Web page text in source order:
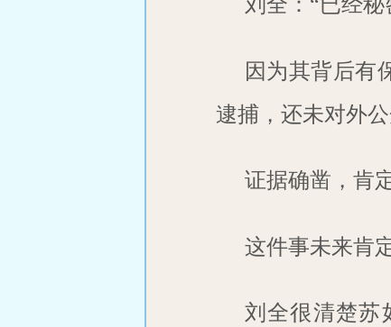
因为其背后有
逮捕，还未对外公
证据确凿，肯
这件事未来肯
刘全很清楚苏